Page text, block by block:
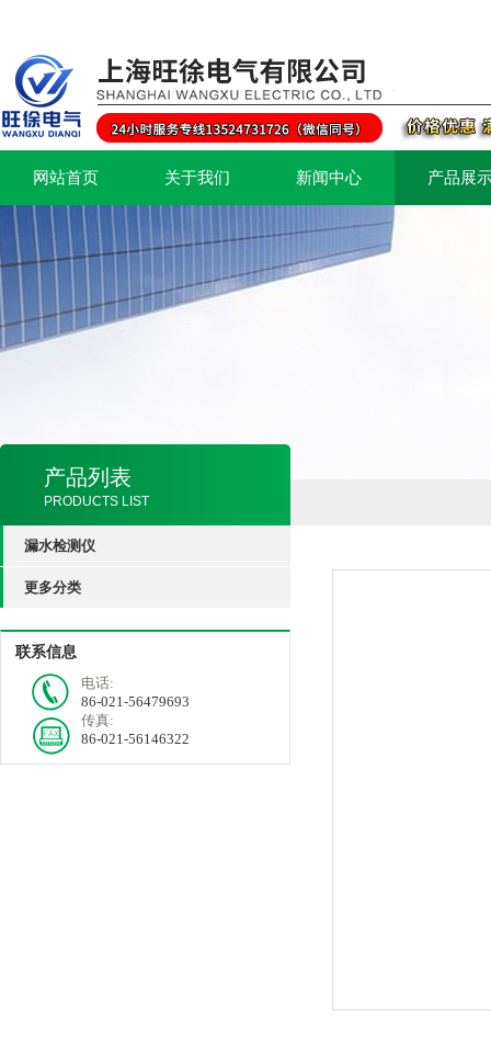
网站首页 关于我们 新闻中心 产品展
产品列表
PRODUCTS LIST
漏水检测仪
更多分类
联系信息
电话:
86-021-56479693
传真:
86-021-56146322